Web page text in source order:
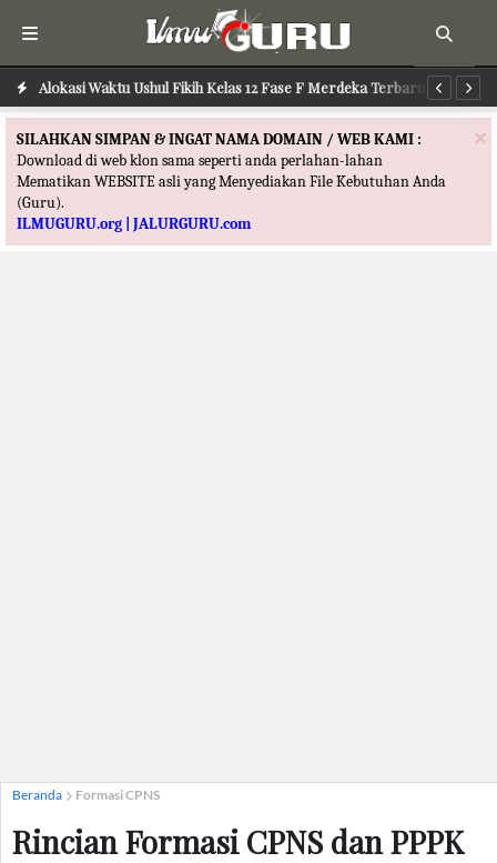
Alokasi Waktu Ushul Fikih Kelas 12 Fase F Merdeka Terbaru
Alokasi Waktu Ilmu Tafsir Kelas 12 Fase F Merdeka Terbaru
×
SILAHKAN SIMPAN & INGAT NAMA DOMAIN / WEB KAMI :
Download di web klon sama seperti anda perlahan-lahan
Mematikan WEBSITE asli yang Menyediakan File Kebutuhan Anda
(Guru).
ILMUGURU.org | JALURGURU.com
Beranda Formasi CPNS
Rincian Formasi CPNS dan PPPK